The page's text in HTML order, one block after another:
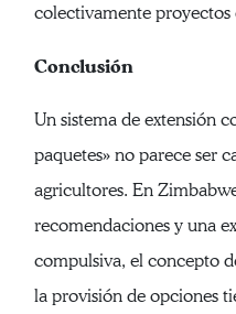
colectivamente proyectos
Conclusión
Un sistema de extensión
paquetes» no parece ser
agricultores. En
recomendaciones y una
compulsiva, el concepto
la provisión de opciones